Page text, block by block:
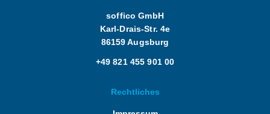
soffico GmbH
Karl-Drais-Str. 4e
86159 Augsburg
+49 821 455 901 00
Rechtliches